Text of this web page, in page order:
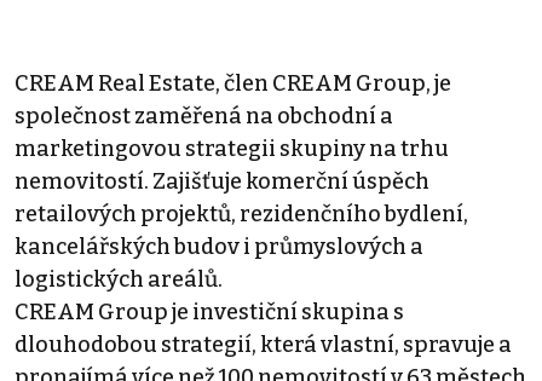
CREAM Real Estate, člen CREAM Group, je
společnost zaměřená na obchodní a
marketingovou strategii skupiny na trhu
nemovitostí. Zajišťuje komerční úspěch
retailových projektů, rezidenčního bydlení,
kancelářských budov i průmyslových a
logistických areálů.
CREAM Group je investiční skupina s
dlouhodobou strategií, která vlastní, spravuje a